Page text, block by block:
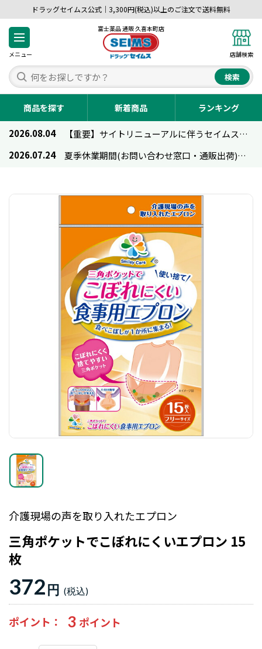
ドラッグセイムス公式｜3,300円(税込)以上のご注文で送料無料
メニュー
富士薬品 通販 久喜本町店
店舗検索
検索
商品を探す 新着商品 ランキング
2026.08.04
【重要】サイトリニューアルに伴うセイムス通販のご利用について
2026.07.24
夏季休業期間(お問い合わせ窓口・通販出荷)のお知らせ
介護現場の声を取り入れたエプロン
三角ポケットでこぼれにくいエプロン 15
枚
372円
ポイント 3